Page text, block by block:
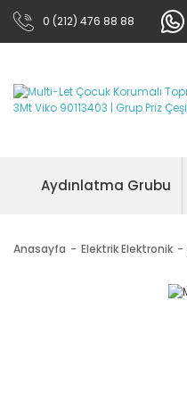
0 (212) 476 88 88
Aydınlatma Grubu
Anasayfa Elektrik Elektronik